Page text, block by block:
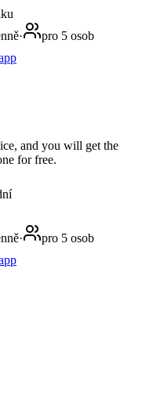
·
pro 5 osob
and you will get the
for free.
·
pro 5 osob